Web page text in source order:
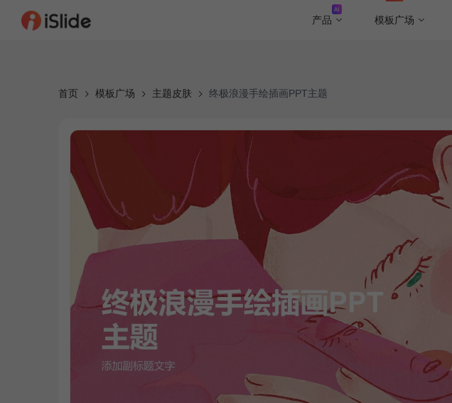
产品 模板广场
首页 模板广场 主题皮肤 终极浪漫手绘插画PPT主题